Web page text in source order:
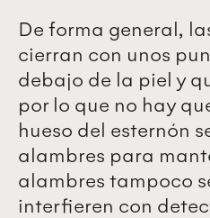
De forma general,
cierran con unos
debajo de la piel y
por lo que no hay
hueso del esternón
alambres para
alambres tampoco
interfieren con